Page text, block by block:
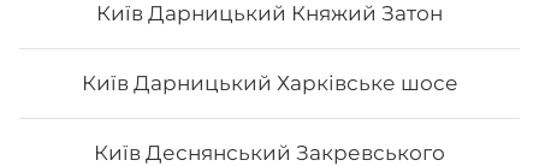
Київ Дарницький Княжий Затон
Київ Дарницький Харківське шосе
Київ Деснянський Закревського